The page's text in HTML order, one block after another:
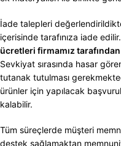
İade talepleri
içerisinde tarafınıza iade
ücretleri firmamız
Sevkiyat sırasında hasar
tutanak tutulması
ürünler için yapılacak
kalabilir.
Tüm süreçlerde müşteri
destek sağlamaktan